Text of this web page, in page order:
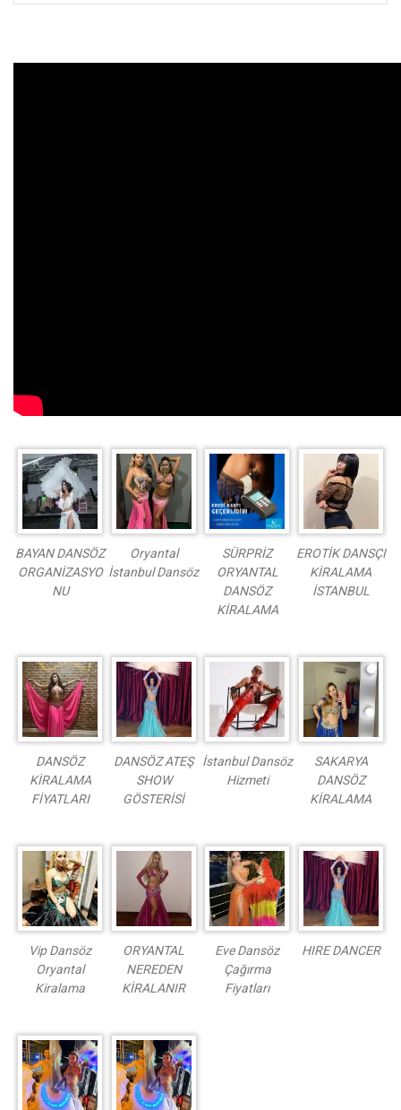
BAYAN DANSÖZ
ORGANİZASYO
NU
Oryantal
İstanbul Dansöz
SÜRPRİZ
ORYANTAL
DANSÖZ
KİRALAMA
EROTİK DANSÇI
KİRALAMA
İSTANBUL
DANSÖZ
KİRALAMA
FİYATLARI
DANSÖZ ATEŞ
SHOW
GÖSTERİSİ
İstanbul Dansöz
Hizmeti
SAKARYA
DANSÖZ
KİRALAMA
Vip Dansöz
Oryantal
Kiralama
ORYANTAL
NEREDEN
KİRALANIR
Eve Dansöz
Çağırma
Fiyatları
HIRE DANCER